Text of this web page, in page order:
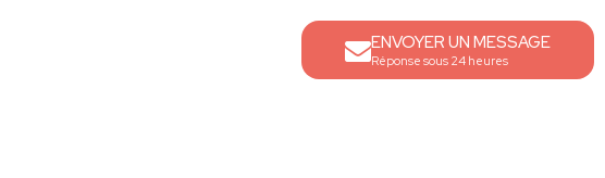
ENVOYER UN MESSAGE
Réponse sous 24 heures